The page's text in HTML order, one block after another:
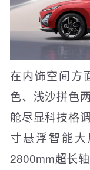
在内饰空间方
色、浅沙拼色
舱尽显科技格
寸悬浮智能大
2800mm超长